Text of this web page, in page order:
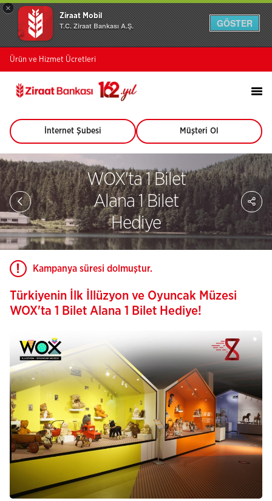
×
Ziraat Mobil
T.C. Ziraat Bankası A.Ş. GÖSTER
Ürün ve Hizmet Ücretleri
İnternet Şubesi
(Bu
sayfa
yeni
pencerede
açılacaktır)
Müşteri Ol
(Bu
sayfa
yeni
pencerede
açılacaktır)
WOX'ta 1 Bilet
Alana 1 Bilet
Hediye
Kampanya süresi dolmuştur.
Türkiyenin İlk İllüzyon ve Oyuncak Müzesi
WOX'ta 1 Bilet Alana 1 Bilet Hediye!